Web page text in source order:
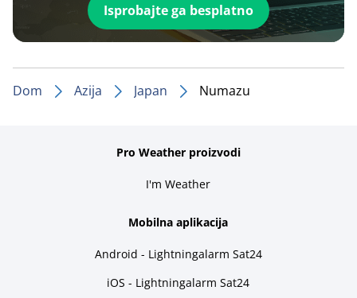
Isprobajte ga besplatno
Dom Azija Japan Numazu
Pro Weather proizvodi
I'm Weather
Mobilna aplikacija
Android - Lightningalarm Sat24
iOS - Lightningalarm Sat24